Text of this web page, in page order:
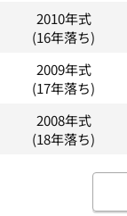
2010年式
(16年落ち)
2009年式
(17年落ち)
2008年式
(18年落ち)